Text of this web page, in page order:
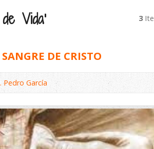
Vida’ 3
DE CRISTO
Pedro García